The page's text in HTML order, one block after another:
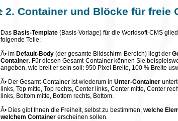
2. Container und Blöcke für freie
Das Basis-Template (Basis-Vorlage) für die Worldsoft-CMS
folgende Teile:
Â• im Default-Body (der gesamte Bildschirm-Bereich) liegt der
Container. Für diesen Gesamt-Container können Sie
angeben, wie breit er sein soll: 950 Pixel Breite, 100 % Breite
Â• Der Gesamt-Container ist wiederum in Unter-Container
links, Top mitte, Top rechts, Center links, Center mitte, Center
links, Bottom mitte, Bottom rechts, Bottom.
Â• Dies gibt Ihnen die Freiheit, selbst zu bestimmen, welche
welchem Container erscheinen sollen.